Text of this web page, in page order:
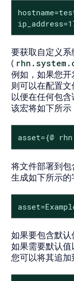
要获取自定义
(
例如，如果您开
则可以在配置
以便在任何包含
该宏将如下所示
asset={@
将文件部署到包
生成如下所示的
如果要包含默认
如果需要默认值
您可以将其追加